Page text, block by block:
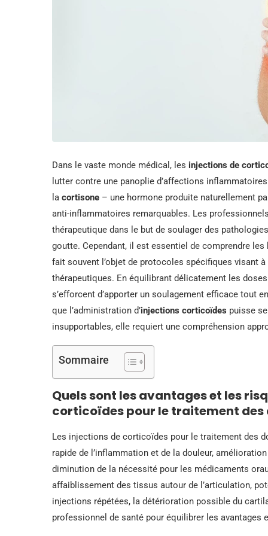
Dans le vaste monde médical, les injections de
lutter contre une panoplie d’affections
la cortisone – une hormone produite naturellement
anti-inflammatoires remarquables. Les
thérapeutique dans le but de soulager des
goutte. Cependant, il est essentiel de comprendre
fait souvent l’objet de protocoles spécifiques visant
thérapeutiques. En équilibrant délicatement les
s’efforcent d’apporter un soulagement efficace tout
que l’administration d’injections corticoïdes puisse
insupportables, elle requiert une compréhension
Sommaire
Quels sont les avantages et les
corticoïdes pour le traitement
Les injections de corticoïdes pour le traitement des
rapide de l’inflammation et de la douleur,
diminution de la nécessité pour les médicaments
affaiblissement des tissus autour de l’articulation,
injections répétées, la détérioration possible du
professionnel de santé pour équilibrer les